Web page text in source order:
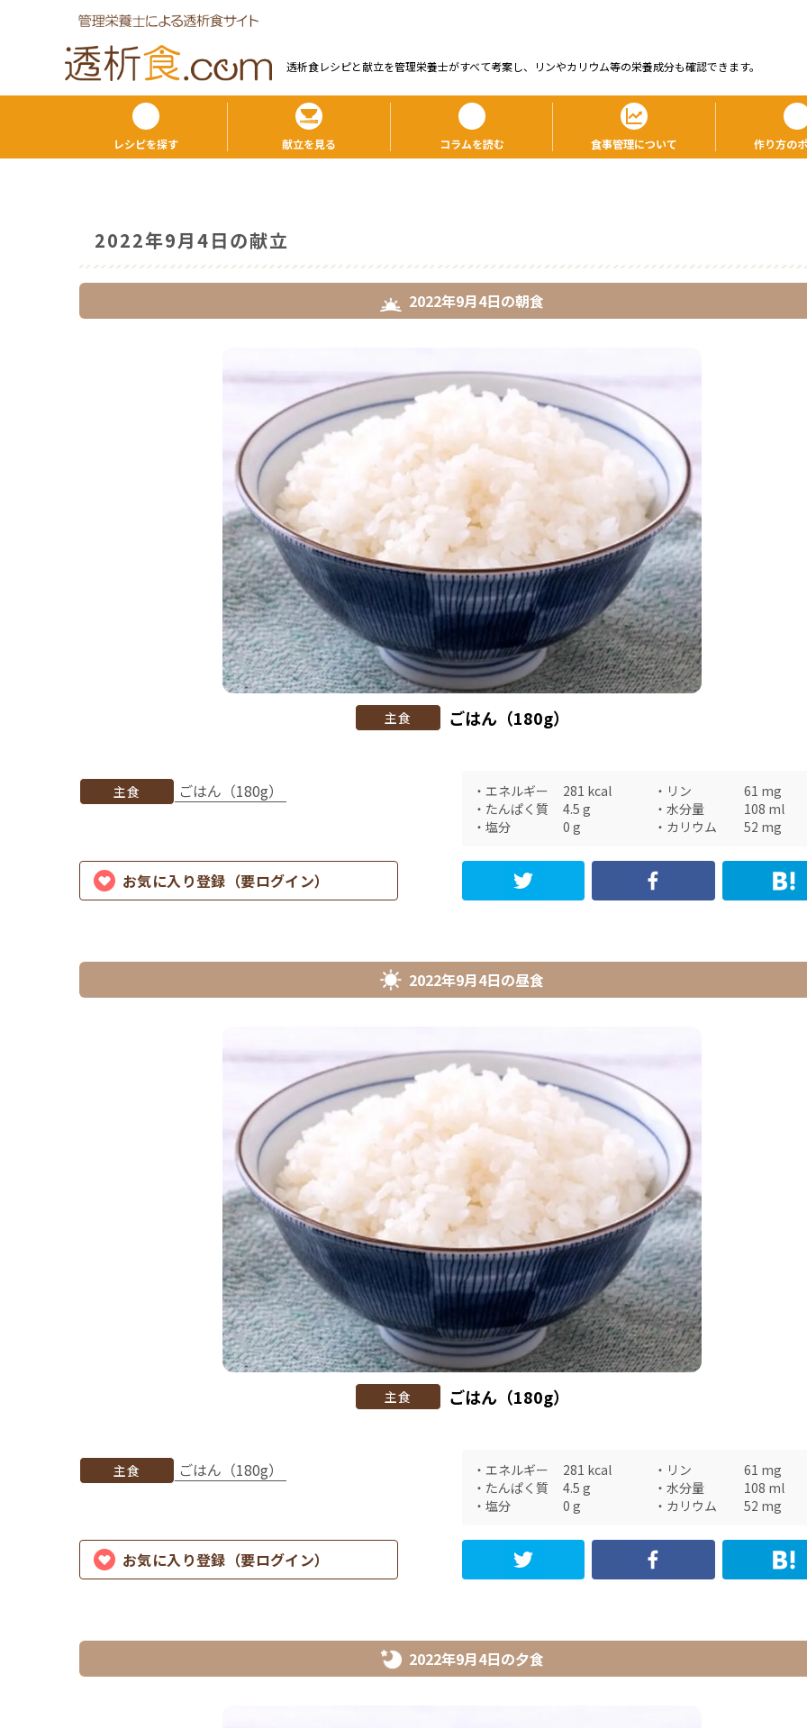
透析食レシピと献⽴を管理栄養⼠がすべて考案し、リンやカリウム等の栄養成分も確認できます。
レシピを探す 献立を見る コラムを読む 食事管理について 作り方の
2022年9月4日の献立
2022年9月4日の朝食
主食 ごはん（180g）
主食 ごはん（180g） ・ エネルギー 281 kcal ・ リン 61 mg
・ たんぱく質 4.5 g ・ 水分量 108 ml
・ 塩分 0 g ・ カリウム 52 mg
お気に入り登録（要ログイン）
2022年9月4日の昼食
主食 ごはん（180g）
主食 ごはん（180g） ・ エネルギー 281 kcal ・ リン 61 mg
・ たんぱく質 4.5 g ・ 水分量 108 ml
・ 塩分 0 g ・ カリウム 52 mg
お気に入り登録（要ログイン）
2022年9月4日の夕食